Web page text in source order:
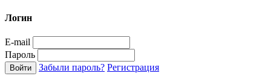
Логин
E-mail
Пароль
Забыли пароль? Регистрация